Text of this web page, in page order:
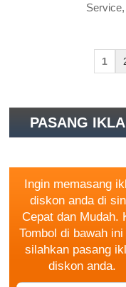
1
PASANG
Ingin memasang
diskon anda di
Cepat dan Mudah.
Tombol di bawah ini
silahkan pasang
diskon anda.